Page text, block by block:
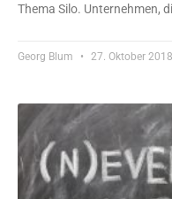
Thema Silo. Unternehmen,
Georg Blum 27. Oktober 2018